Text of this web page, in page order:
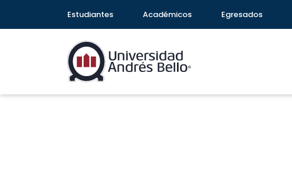
Estudiantes Académicos Egresados